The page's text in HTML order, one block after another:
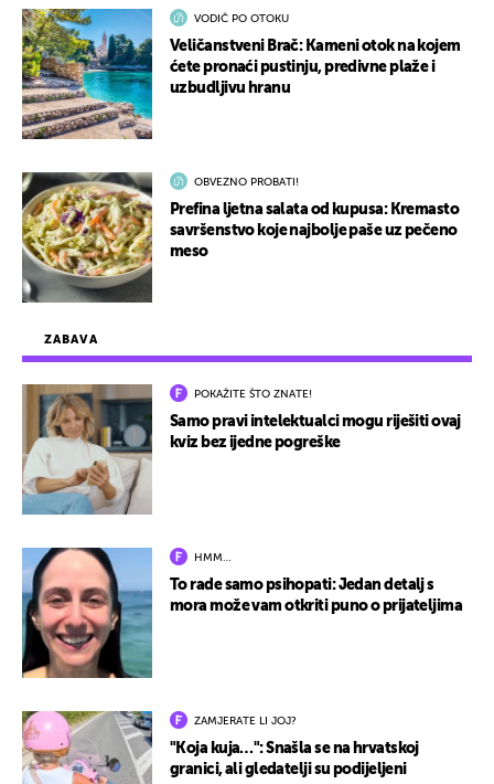
ZABAVA
POKAŽITE ŠTO ZNATE!
Samo pravi intelektualci mogu riješiti ovaj
kviz bez ijedne pogreške
HMM…
To rade samo psihopati: Jedan detalj s
mora može vam otkriti puno o prijateljima
ZAMJERATE LI JOJ?
"Koja kuja…": Snašla se na hrvatskoj
granici, ali gledatelji su podijeljeni
VODIČ PO OTOKU
Veličanstveni Brač: Kameni otok na kojem
ćete pronaći pustinju, predivne plaže i
uzbudljivu hranu
OBVEZNO PROBATI!
Prefina ljetna salata od kupusa: Kremasto
savršenstvo koje najbolje paše uz pečeno
meso